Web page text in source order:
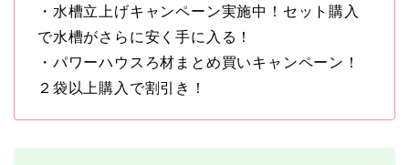
・水槽立上げキャンペーン実施中！セット購入
で水槽がさらに安く手に入る！
・パワーハウスろ材まとめ買いキャンペーン！
２袋以上購入で割引き！